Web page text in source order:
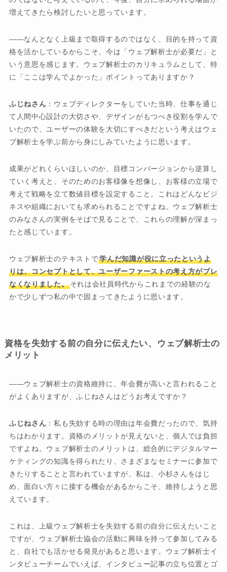
増えてきたら検討したいと思っています。
――なんとなく上級まで取得するのではなく、目的を持って資
格を活かしているからこそ、今は「ウェブ解析士が必要だ」と
いう意思を感じます。ウェブ解析士のカリキュラムとして、特
に「ここは学んでよかった」ポイントってありますか？
ふじねさん ：ウェブディレクターをしていた当時、仕事を通じ
て人間中心設計の大切さや、デザインがもつべき役割を学んで
いたので、ユーザーの体験を大切にすべきだという考えはウェ
ブ解析士を学ぶ前から身にしみていたように思います。
成果がどれくらいほしいのか、目標コンバージョンから逆算し
ていく考えと、そのためのお客様像を想像し、お客様の立場で
考えて戦略を立て数値目標を設定すること。これはどんなビジ
ネスや組織においても求められることですよね。ウェブ解析士
のみなさんの実例をそばで見ることで、これらの理解が深まっ
たと感じています。
ウェブ解析士のテキストで学んだ知識が役に立ったというよ
りは、コンセプトとして、ユーザーファーストの考え方がブレ
なくなりました。それは会社員時代からこれまでの経験のな
かで少しずつ私の中で固まってきたように思います。
資格を失効する前の自分に伝えたい、ウェブ解析士の
メリット
――ウェブ解析士の資格維持に、年会費が高いと言われること
がよくありますが、ふじねさんはどうお考えですか？
ふじねさん ：私も失効する時の理由は年会費だったので、気持
ちはわかります。資格のメリットが見えないと、個人では負担
ですよね。ウェブ解析士のメリットは、総合的にデジタルマー
ケティングの知識を得られたり、さまざまなセミナーに参加で
きたりすることと言われていますが、私は、小杉さんをはじ
め、面白い方々に接する機会があるからこそ、維持しようと思
えています。
これは、上級ウェブ解析士を失効する前の自分に伝えたいこと
ですが、ウェブ解析士協会の活動に興味を持って参加してみる
と、自社でも活かせる発見があると思います。ウェブ解析士イ
ンタビューチームでいえば、インタビュー記事の立ち位置とゴ